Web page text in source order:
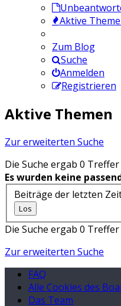
Aktive
Zum Blog
Suche
Anmelden
Registrieren
Aktive Themen
Zur erweiterten Suche
Die Suche ergab 0 Treffer
Es wurden keine
Beiträge der letzten
Die Suche ergab 0 Treffer
Zur erweiterten Suche
FAQ
Alle Cookies des
Das Team